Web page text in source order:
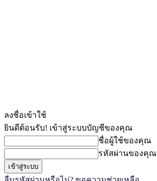
ลงชื่อเข้าใช้
ยินดีต้อนรับ! เข้าสู่ระบบบัญชีของคุณ
ชื่อผู้ใช้ของคุณ
รหัสผ่านของคุณ